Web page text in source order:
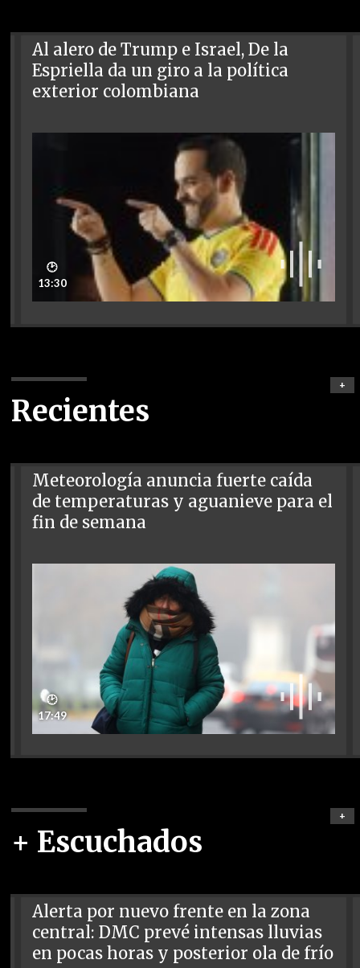
Al alero de Trump e Israel, De la
Espriella da un giro a la política
exterior colombiana
🕑
13:30
Recientes
+
Meteorología anuncia fuerte caída
de temperaturas y aguanieve para el
fin de semana
🕑
17:49
+ Escuchados
+
Alerta por nuevo frente en la zona
central: DMC prevé intensas lluvias
en pocas horas y posterior ola de frío